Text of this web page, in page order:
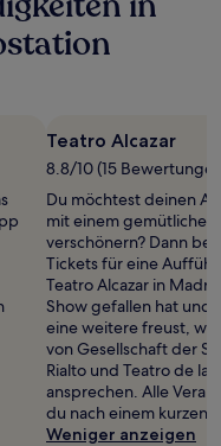
Teatro Alcazar
8.8/10 (15
Du möchtest deinen
mit einem
verschönern? Dann
Tickets für eine
Teatro Alcazar in
Show gefallen hat und
eine weitere freust,
von Gesellschaft der
Rialto und Teatro de la
ansprechen. Alle
du nach einem kurzen
Weniger anzeigen